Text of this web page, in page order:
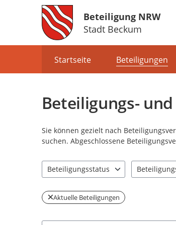
Beteiligung NRW
Stadt Beckum
Startseite Beteiligungen
Beteiligungs-
Sie können gezielt nach
suchen. Abgeschlossene
Beteiligungsstatus
Aktuelle Beteiligungen